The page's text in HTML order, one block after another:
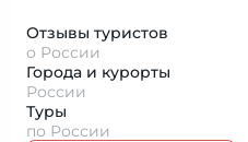
Отзывы туристов
о России
Города и курорты
России
Туры
по России